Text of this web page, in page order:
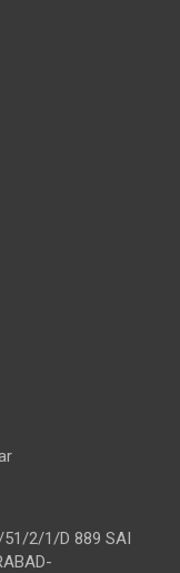
2/1/D 889 SAI